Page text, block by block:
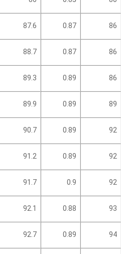
87.6 0.87 86
88.7 0.87 86
89.3 0.89 86
89.9 0.89 89
90.7 0.89 92
91.2 0.89 92
91.7 0.9 92
92.1 0.88 93
92.7 0.89 94